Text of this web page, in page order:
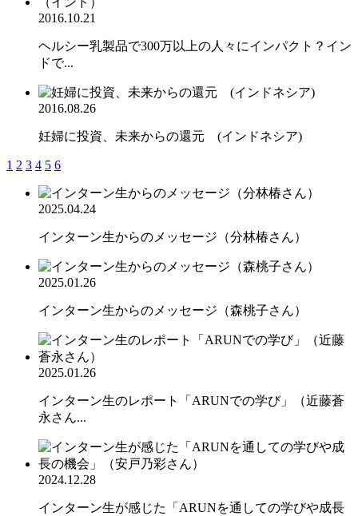
2016.10.21
ヘルシー乳製品で300万以上の人々にインパクト？イン
ドで...
2016.08.26
妊婦に投資、未来からの還元 (インドネシア)
1 2 3 4 5 6
2025.04.24
インターン生からのメッセージ（分林椿さん）
2025.01.26
インターン生からのメッセージ（森桃子さん）
2025.01.26
インターン生のレポート「ARUNでの学び」（近藤蒼
永さん...
2024.12.28
インターン生が感じた「ARUNを通しての学びや成長